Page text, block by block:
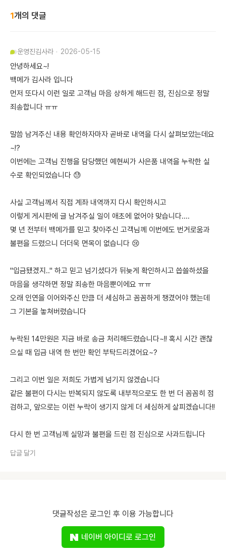
1개의 댓글
운영진김사라 2026-05-15
안녕하세요~!
백메가 김사라 입니다
먼저 또다시 이런 일로 고객님 마음 상하게 해드린 점, 진심으로 정말
죄송합니다 ㅠㅠ
말씀 남겨주신 내용 확인하자마자 곧바로 내역을 다시 살펴보았는데요
~!?
이번에는 고객님 진행을 담당했던 예현씨가 사은품 내역을 누락한 실
수로 확인되었습니다 😓
사실 고객님께서 직접 계좌 내역까지 다시 확인하시고
이렇게 게시판에 글 남겨주실 일이 애초에 없어야 맞습니다....
몇 년 전부터 백메가를 믿고 찾아주신 고객님께 이번에도 번거로움과
불편을 드렸으니 더더욱 면목이 없습니다 😢
"입금됐겠지.." 하고 믿고 넘기셨다가 뒤늦게 확인하시고 씁쓸하셨을
마음을 생각하면 정말 죄송한 마음뿐이에요 ㅠㅠ
오래 인연을 이어와주신 만큼 더 세심하고 꼼꼼하게 챙겼어야 했는데
그 기본을 놓쳐버렸습니다
누락된 14만원은 지금 바로 송금 처리해드렸습니다~!! 혹시 시간 괜찮
으실 때 입금 내역 한 번만 확인 부탁드리겠어요~?
그리고 이번 일은 저희도 가볍게 넘기지 않겠습니다
같은 불편이 다시는 반복되지 않도록 내부적으로도 한 번 더 꼼꼼히 점
검하고, 앞으로는 이런 누락이 생기지 않게 더 세심하게 살피겠습니다!!
다시 한 번 고객님께 실망과 불편을 드린 점 진심으로 사과드립니다
답글 달기
댓글작성은 로그인 후 이용 가능합니다
네이버 아이디로 로그인